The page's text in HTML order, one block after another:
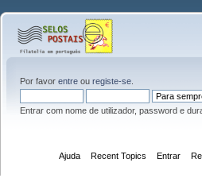
Por favor entre ou registe-se
Entrar com nome de utilizador, password e
Ajuda Recent Topics Entrar